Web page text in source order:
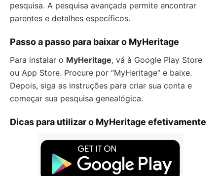
pesquisa. A pesquisa avançada permite encontrar
parentes e detalhes específicos.
Passo a passo para baixar o MyHeritage
Para instalar o MyHeritage, vá à Google Play Store
ou App Store. Procure por “MyHeritage” e baixe.
Depois, siga as instruções para criar sua conta e
começar sua pesquisa genealógica.
Dicas para utilizar o MyHeritage efetivamente